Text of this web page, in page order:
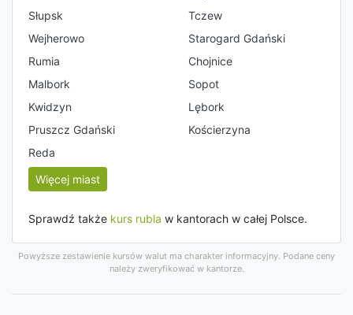
Słupsk
Tczew
Wejherowo
Starogard Gdański
Rumia
Chojnice
Malbork
Sopot
Kwidzyn
Lębork
Pruszcz Gdański
Kościerzyna
Reda
Więcej miast
Sprawdź także kurs rubla w kantorach w całej Polsce.
Powyższe zestawienie kursów walut ma charakter informacyjny. Podane ceny
należy zweryfikować w kantorze.